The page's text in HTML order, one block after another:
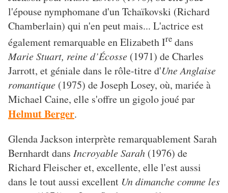
l'épouse nymphomane d'un Tchaïkovski (Richard
Chamberlain) qui n'en peut mais... L'actrice est
également remarquable en Elizabeth Ire dans
Marie Stuart, reine d’Écosse (1971) de Charles
Jarrott, et géniale dans le rôle-titre d'Une Anglaise
romantique (1975) de Joseph Losey, où, mariée à
Michael Caine, elle s'offre un gigolo joué par
Helmut Berger.
Glenda Jackson interprète remarquablement Sarah
Bernhardt dans Incroyable Sarah (1976) de
Richard Fleischer et, excellente, elle l'est aussi
dans le tout aussi excellent Un dimanche comme les